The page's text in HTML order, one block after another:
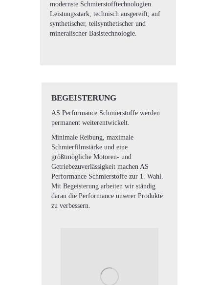
modernste Schmierstofftechnologien.
Leistungsstark, technisch ausgereift, auf
synthetischer, teilsynthetischer und
mineralischer Basistechnologie.
BEGEISTERUNG
AS Performance Schmierstoffe werden
permanent weiterentwickelt.
Minimale Reibung, maximale
Schmierfilmstärke und eine
größtmögliche Motoren- und
Getriebezuverlässigkeit machen AS
Performance Schmierstoffe zur 1. Wahl.
Mit Begeisterung arbeiten wir ständig
daran die Performance unserer Produkte
zu verbessern.